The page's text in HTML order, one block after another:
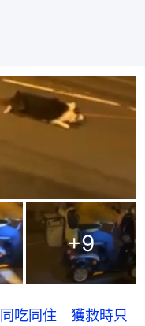
+9
吃同住 獲救時只